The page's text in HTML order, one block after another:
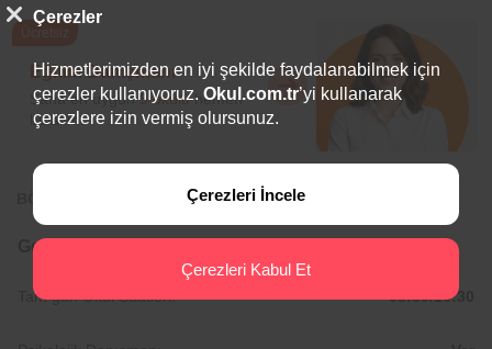
Eğitim Danışmanı
Sana en uygun5 okuluhemen
bulalım.
BÖLGEDE ÖNE ÇIKAN OKULLAR
Genel Bilgiler
Tam gün Okul Saatleri: 08:30/16:30
Çerezler
Hizmetlerimizden en iyi şekilde faydalanabilmek için
çerezler kullanıyoruz. Okul.com.tr’yi kullanarak
çerezlere izin vermiş olursunuz.
Çerezleri İncele
Çerezleri Kabul Et